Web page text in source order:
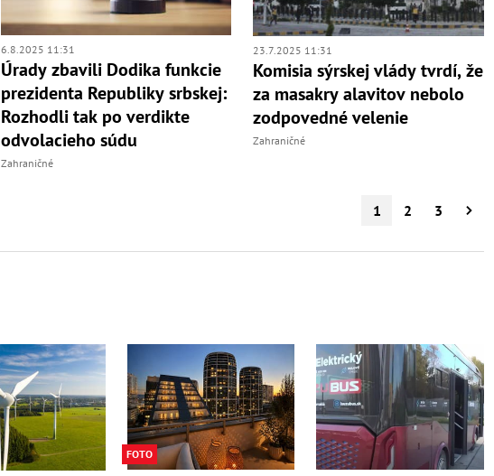
6.8.2025 11:31
Úrady zbavili Dodika funkcie
prezidenta Republiky srbskej:
Rozhodli tak po verdikte
odvolacieho súdu
Zahraničné
23.7.2025 11:31
Komisia sýrskej vlády tvrdí, že
za masakry alavitov nebolo
zodpovedné velenie
Zahraničné
1 2 3
FOTO